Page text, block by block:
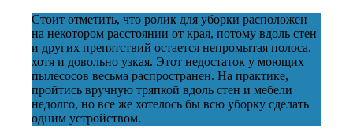
Стоит отметить, что ролик для уборки расположен
на некотором расстоянии от края, потому вдоль стен
и других препятствий остается непромытая полоса,
хотя и довольно узкая. Этот недостаток у моющих
пылесосов весьма распространен. На практике,
пройтись вручную тряпкой вдоль стен и мебели
недолго, но все же хотелось бы всю уборку сделать
одним устройством.